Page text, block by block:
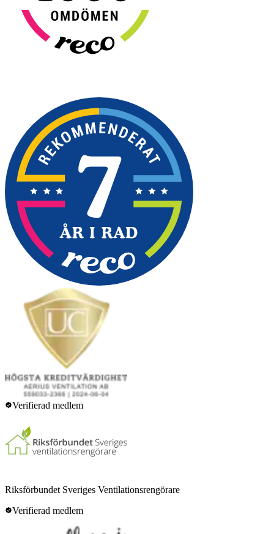
Verifierad medlem
Riksförbundet Sveriges Ventilationsrengörare
Verifierad medlem